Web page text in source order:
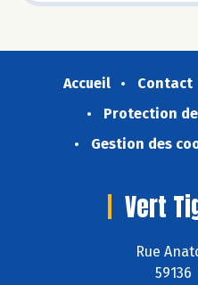
Accueil Contact
Protection
Gestion des
Vert
Rue